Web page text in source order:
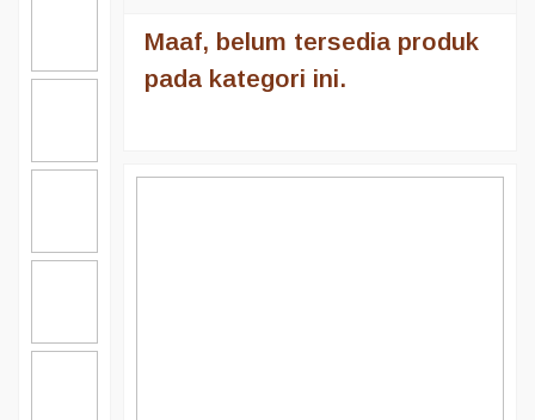
Maaf, belum tersedia produk
pada kategori ini.